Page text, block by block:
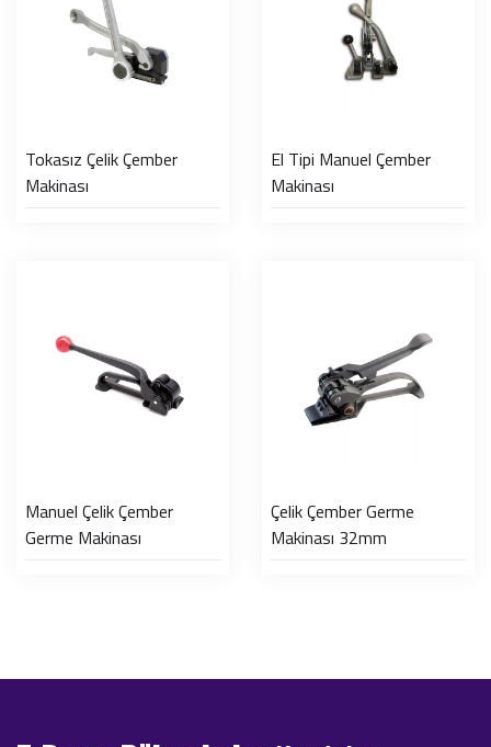
Tokasız Çelik Çember
Makinası
El Tipi Manuel Çember
Makinası
Manuel Çelik Çember
Germe Makinası
Çelik Çember Germe
Makinası 32mm